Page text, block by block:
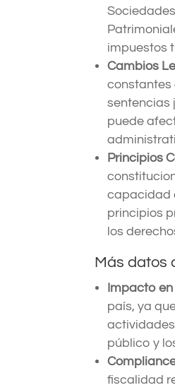
impuestos
Cambios
constantes
sentencias
puede
Principios
capacidad
principios
los
Más datos
Impacto
país, ya
público y
fiscalidad